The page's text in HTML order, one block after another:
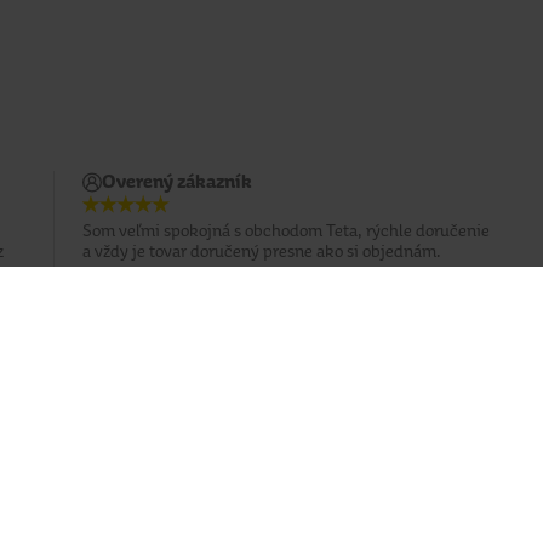
Overený zákazník
Som veľmi spokojná s obchodom Teta, rýchle doručenie
a vždy je tovar doručený presne ako si objednám.